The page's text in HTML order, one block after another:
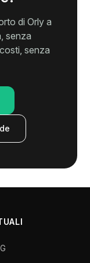
di Orly a
senza
senza